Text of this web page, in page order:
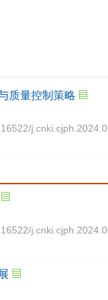
质量控制策略